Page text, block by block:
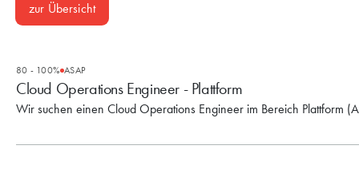
zur Übersicht
80 - 100% ASAP
Cloud Operations Engineer - Plattform
Wir suchen einen Cloud Operations Engineer im Bereich Plattform